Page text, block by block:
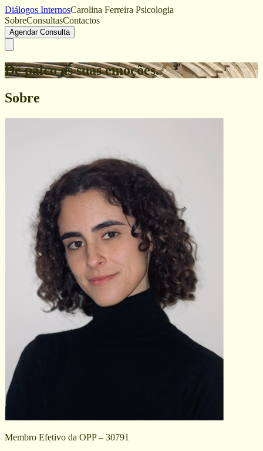
Diálogos InternosCarolina Ferreira Psicologia
SobreConsultasContactos
Agendar Consulta
Dê palco às suas emoções.
Sobre
Membro Efetivo da OPP – 30791